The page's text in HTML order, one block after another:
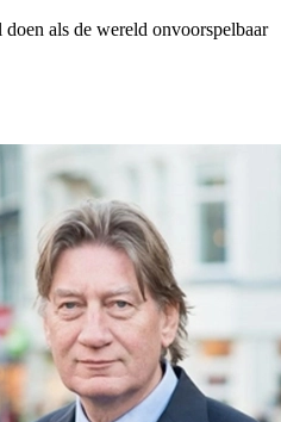
doen als de wereld onvoorspelbaar